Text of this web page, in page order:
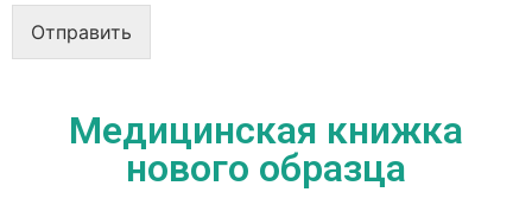
Отправить
Медицинская книжка
нового образца